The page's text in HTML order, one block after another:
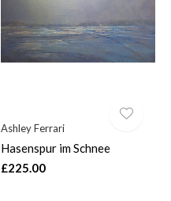
Ashley Ferrari
Hasenspur im Schnee
£225.00